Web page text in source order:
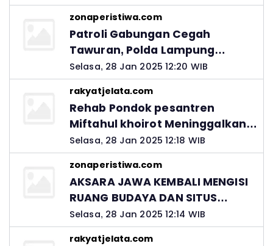
zonaperistiwa.com
Patroli Gabungan Cegah
Tawuran, Polda Lampung
Ingatkan Peran Orang Tua
Selasa, 28 Jan 2025 12:20 WIB
rakyatjelata.com
Rehab Pondok pesantren
Miftahul khoirot Meninggalkan
Hutang Ke Material, Mantan
Kadis PUPR Harus Bertanggung
Jawab
Selasa, 28 Jan 2025 12:18 WIB
zonaperistiwa.com
AKSARA JAWA KEMBALI MENGISI
RUANG BUDAYA DAN SITUS
LELUHUR NUSANTARA
Selasa, 28 Jan 2025 12:14 WIB
rakyatjelata.com